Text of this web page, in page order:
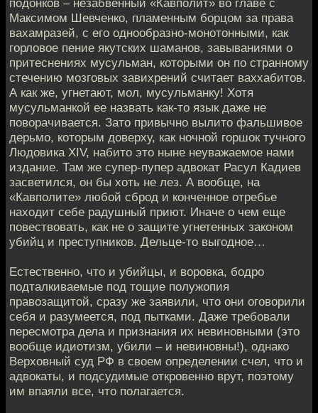
подонков – незабвенный «Кавполит» во главе с
Максимом Шевченко, пламенным борцом за права
вахамразей, с его однообразно-монотонными, как
горловое пение якутских шаманов, завываниями о
притеснениях мусульман, которыми он по странному
стечению мозговых завихрений считает ваххабитов.
А как же, угнетают, мол, мусульманку! Хотя
мусульманкой ее назвать как-то язык даже не
поворачивается. Зато привычно вылито фальшивое
дерьмо, которым доверху, как ночной горшок тучного
Людовика XIV, набито это ныне неуважаемое нами
издание. Там же супер-пупер адвокат Расул Кадиев
засветился, он бы хоть не лез. А вообще, на
«Кавполите» любой сброд и конченное отребье
находит себе радушный приют. Иначе о чем еще
повествовать, как не о защите угнетенных законом
убийц и преступников. Дельце-то выгодное…
Естественно, что и убийцы, и воровка, бодро
подталкиваемые под тощие полужопия
правозащитой, сразу же заявили, что они оговорили
себя и разумеется, под пытками. Даже требовали
пересмотра дела и признания их невиновными (это
вообще идиотизм, убили – и невиновны!), однако
Верховный суд РФ в своем определении счел, что и
адвокаты, и подсудимые откровенно врут, поэтому
им впаяли все, что полагается.